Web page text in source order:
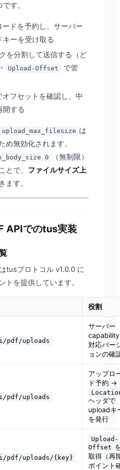
す。
ードを予約し、サーバー
ーを受け取る
を分割して送信する（ど
Upload-Offset
で管
オフセットを確認し、中
開する
upload_max_filesize は
め無効化されます。
0
（無制限）
とで、 ファイルサイズ上
ます。
APIでのtus実装
tusプロトコル v1.0.0 に
トを提供しています。
役割
pdf/uploads
サーバー
対応バー
ョンの確
pdf/uploads
アップロ
ド予約 →
ヘッダで
uploadキ
を発行
pdf/uploads/{key}
Upload-
Offset
取得（再
ポイント